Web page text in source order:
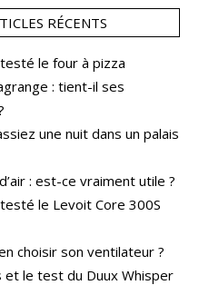
RÉCENTS
le four à pizza
: tient-il ses
une nuit dans un palais
: est-ce vraiment utile ?
le Levoit Core 300S
choisir son ventilateur ?
et le test du Duux Whisper